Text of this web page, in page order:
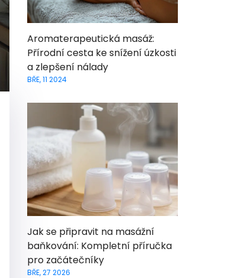
Aromaterapeutická masáž:
Přírodní cesta ke snížení úzkosti
a zlepšení nálady
BŘE, 11 2024
Jak se připravit na masážní
baňkování: Kompletní příručka
pro začátečníky
BŘE, 27 2026